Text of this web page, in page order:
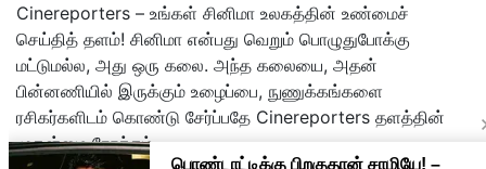
Cinereporters – உங்கள் சினிமா உலகத்தின் உண்மைச்
செய்தித் தளம்! சினிமா என்பது வெறும் பொழுதுபோக்கு
மட்டுமல்ல, அது ஒரு கலை. அந்த கலையை, அதன்
பின்னணியில் இருக்கும் உழைப்பை, நுணுக்கங்களை
ரசிகர்களிடம் கொண்டு சேர்ப்பதே Cinereporters தளத்தின்
முதன்மை நோக்கம்.